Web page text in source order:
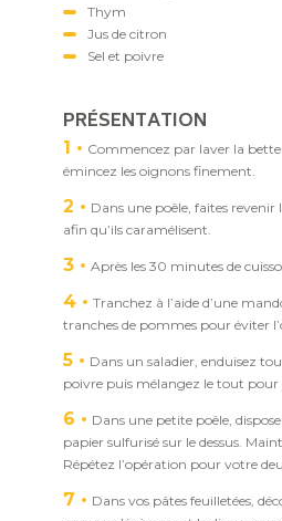
Thym
Jus de citron
Sel et poivre
PRÉSENTATION
1
Commencez par laver la
émincez les oignons finement.
2
Dans une poêle, faites
afin qu’ils caramélisent.
3 Après les 30 minutes de
4
Tranchez à l’aide d’une
tranches de pommes pour éviter
5
Dans un saladier, enduisez
poivre puis mélangez le tout
6
Dans une petite poêle,
papier sulfurisé sur le dessus.
Répétez l’opération pour votre
7
Dans vos pâtes feuilletées,